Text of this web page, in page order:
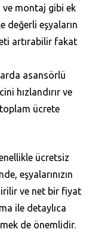
ve montaj gibi ek
değerli eşyaların
artırabilir fakat
asansörlü
hızlandırır ve
ücrete
ücretsiz
eşyalarınızın
ve net bir fiyat
ile detaylıca
de önemlidir.